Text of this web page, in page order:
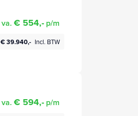
va. € 554,- p/m
€ 39.940,- Incl. BTW
va. € 594,- p/m